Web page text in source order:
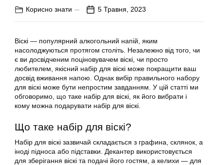
Корисно знати 5 Травня, 2023
Віскі — популярний алкогольний напій, яким
насолоджуються протягом століть. Незалежно від того, чи
є ви досвідченим поціновувачем віскі, чи просто
любителем, якісний набір для віскі може покращити ваш
досвід вживання напою. Однак вибір правильного набору
для віскі може бути непростим завданням. У цій статті ми
обговоримо, що таке набір для віскі, як його вибрати і
кому можна подарувати набір для віскі.
Що таке набір для віскі?
Набір для віскі зазвичай складається з графина, склянок, а
іноді підноса або підставки. Декантер використовується
для зберігання віскі та подачі його гостям, а келихи — для